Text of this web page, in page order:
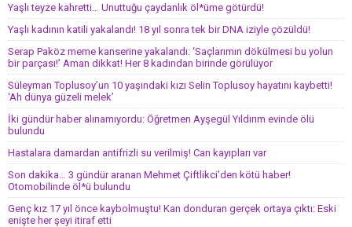
Yaşlı teyze kahretti… Unuttuğu çaydanlık öl*üme götürdü!
Yaşlı kadının katili yakalandı! 18 yıl sonra tek bir DNA iziyle çözüldü!
Serap Paköz meme kanserine yakalandı: ‘Saçlarımın dökülmesi bu yolun
bir parçası!’ Aman dikkat! Her 8 kadından birinde görülüyor
Süleyman Toplusoy’un 10 yaşındaki kızı Selin Toplusoy hayatını kaybetti!
‘Ah dünya güzeli melek’
İki gündür haber alınamıyordu: Öğretmen Ayşegül Yıldırım evinde ölü
bulundu
Hastalara damardan antifrizli su verilmiş! Can kayıpları var
Son dakika… 3 gündür aranan Mehmet Çiftlikci’den kötü haber!
Otomobilinde öl*ü bulundu
Genç kız 17 yıl önce kaybolmuştu! Kan donduran gerçek ortaya çıktı: Eski
enişte her şeyi itiraf etti